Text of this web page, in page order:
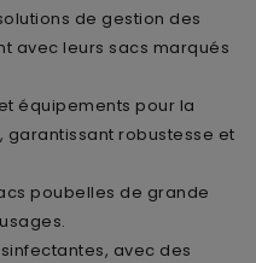
de gestion des
avec leurs sacs marqués
équipements pour la
robustesse et
poubelles de grande
avec des